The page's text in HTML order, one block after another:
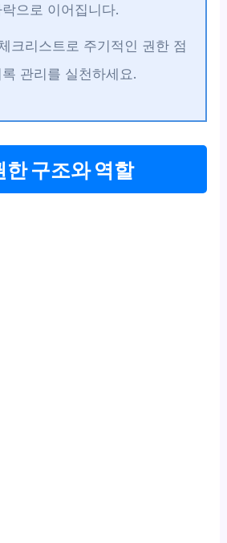
으로 이어집니다.
크리스트로 주기적인 권한 점
관리를 실천하세요.
한 구조와 역할